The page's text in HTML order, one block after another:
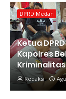
DPRD Medan
Ketua
Kapolres
Redaksi